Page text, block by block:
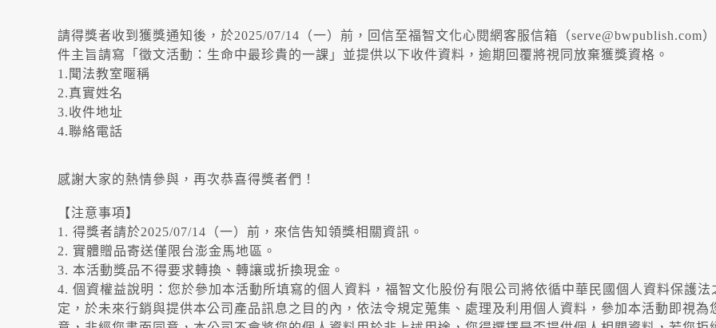
請得獎者收到獲獎通知後，於2025/07/14（一）前，回信至福智文化心閱網客服信箱（serve@bwpublish.com
件主旨請寫「徵文活動：生命中最珍貴的一課」並提供以下收件資料，逾期回覆將視同放棄獲獎資格。
1.聞法教室暱稱
2.真實姓名
3.收件地址
4.聯絡電話
感謝大家的熱情參與，再次恭喜得獎者們！
【注意事項】
1. 得獎者請於2025/07/14（一）前，來信告知領獎相關資訊。
2. 實體贈品寄送僅限台澎金馬地區。
3. 本活動獎品不得要求轉換、轉讓或折換現金。
4. 個資權益說明：您於參加本活動所填寫的個人資料，福智文化股份有限公司將依循中華民國個人資料保護法
定，於未來行銷與提供本公司產品訊息之目的內，依法令規定蒐集、處理及利用個人資料，參加本活動即視為